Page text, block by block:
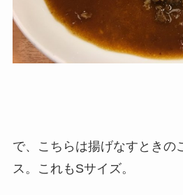
で、こちらは揚げなすときの
ス。これもSサイズ。